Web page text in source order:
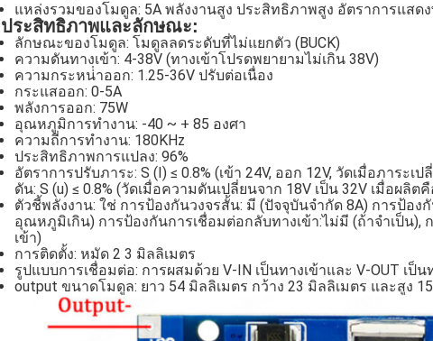
แหล่งรวมของโมดูล: 5A พลังงานสูง ประสิทธิภาพสูง อัตราการแสด
ประสิทธิภาพและลักษณะ:
ลักษณะของโมดูล: โมดูลลดระดับที่ไม่แยกตัว (BUCK)
ความดันทางเข้า: 4-38V (ทางเข้าโปรดพยายามไม่เกิน 38V)
ความกระหน่ําออก: 1.25-36V ปรับต่อเนื่อง
กระแสออก: 0-5A
พลังการออก: 75W
อุณหภูมิการทํางาน: -40 ~ + 85 องศา
ความถี่การทํางาน: 180KHz
ประสิทธิภาพการแปลง: 96%
อัตราการปรับภาระ: S (I) ≤ 0.8% (เข้า 24V, ออก 12V, วัดเมื่อภาระ
ดัน: S (u) ≤ 0.8% (วัดเมื่อความดันเปลี่ยนจาก 18V เป็น 32V เมื่อผลิต
ตัวชี้พลังงาน: ใช่ การป้องกันวงจรสั้น: มี (ปัจจุบันจํากัด 8A) การป้
อุณหภูมิเกิน) การป้องกันการเชื่อมต่อกลับทางเข้า:ไม่มี (ถ้าจําเป็น),
เข้า)
การติดตั้ง: หมัด 2 3 มิลลิเมตร
รูปแบบการเชื่อมต่อ: การผสมด้วย V-IN เป็นทางเข้าและ V-OUT เป็น
output ขนาดโมดูล: ยาว 54 มิลลิเมตร กว้าง 23 มิลลิเมตร และสูง